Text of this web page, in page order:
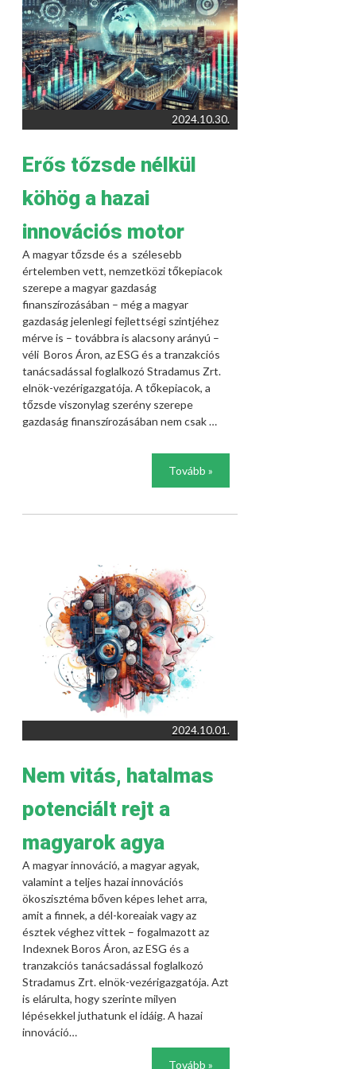
2024.10.30.
Erős tőzsde nélkül
köhög a hazai
innovációs motor
A magyar tőzsde és a szélesebb
értelemben vett, nemzetközi tőkepiacok
szerepe a magyar gazdaság
finanszírozásában – még a magyar
gazdaság jelenlegi fejlettségi szintjéhez
mérve is – továbbra is alacsony arányú –
véli Boros Áron, az ESG és a tranzakciós
tanácsadással foglalkozó Stradamus Zrt.
elnök-vezérigazgatója. A tőkepiacok, a
tőzsde viszonylag szerény szerepe
gazdaság finanszírozásában nem csak …
Tovább »
2024.10.01.
Nem vitás, hatalmas
potenciált rejt a
magyarok agya
A magyar innováció, a magyar agyak,
valamint a teljes hazai innovációs
ökoszisztéma bőven képes lehet arra,
amit a finnek, a dél-koreaiak vagy az
észtek véghez vittek – fogalmazott az
Indexnek Boros Áron, az ESG és a
tranzakciós tanácsadással foglalkozó
Stradamus Zrt. elnök-vezérigazgatója. Azt
is elárulta, hogy szerinte milyen
lépésekkel juthatunk el idáig. A hazai
innováció…
Tovább »